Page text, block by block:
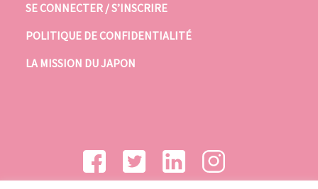
SE CONNECTER / S’INSCRIRE
POLITIQUE DE CONFIDENTIALITÉ
LA MISSION DU JAPON